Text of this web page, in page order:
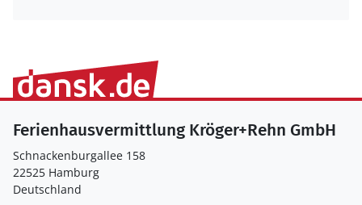
Ferienhausvermittlung Kröger+Rehn GmbH
Schnackenburgallee 158
22525 Hamburg
Deutschland